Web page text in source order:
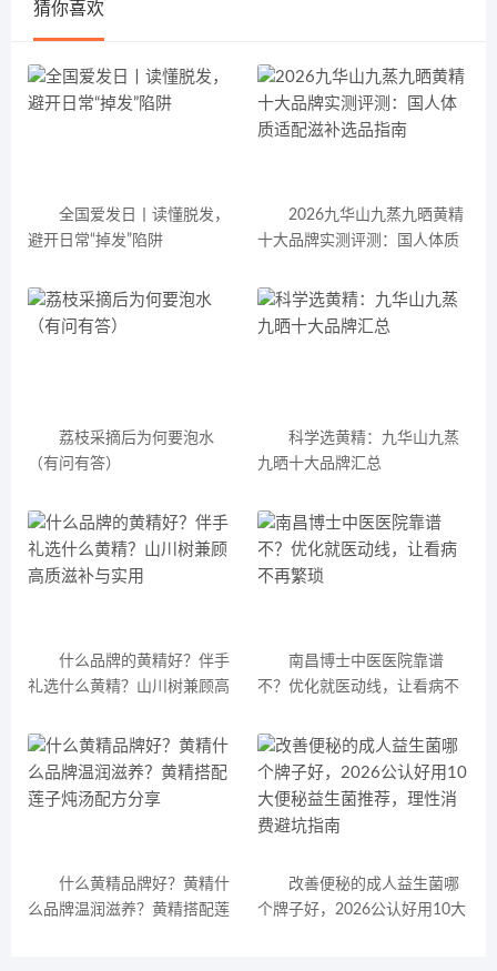
猜你喜欢
全国爱发日丨读懂脱发，
避开日常“掉发”陷阱
2026九华山九蒸九晒黄精
十大品牌实测评测：国人体质
荔枝采摘后为何要泡水
（有问有答）
科学选黄精：九华山九蒸
九晒十大品牌汇总
什么品牌的黄精好？伴手
礼选什么黄精？山川树兼顾高
南昌博士中医医院靠谱
不？优化就医动线，让看病不
什么黄精品牌好？黄精什
么品牌温润滋养？黄精搭配莲
改善便秘的成人益生菌哪
个牌子好，2026公认好用10大